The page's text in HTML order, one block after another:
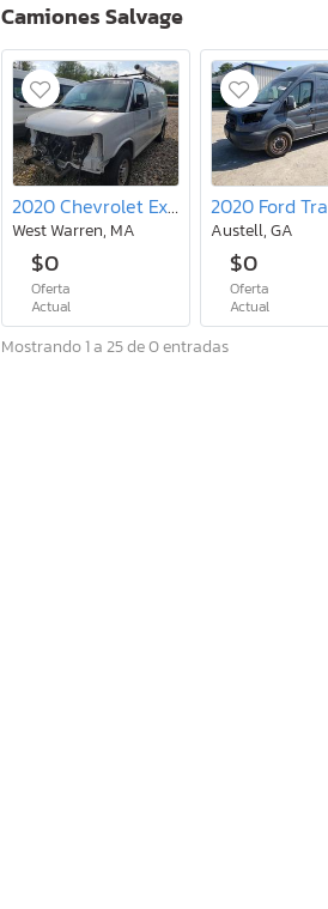
Camiones Salvage
2020 Chevrolet Express G2500
West Warren, MA
$0
Oferta
Actual
Austell, GA
$0
Oferta
Actual
Mostrando 1 a 25 de 0 entradas